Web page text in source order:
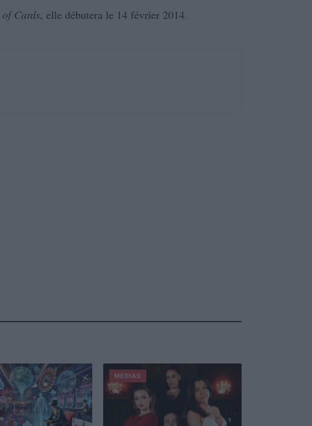
Cards, elle débutera le 14 février 2014.
MÉDIAS